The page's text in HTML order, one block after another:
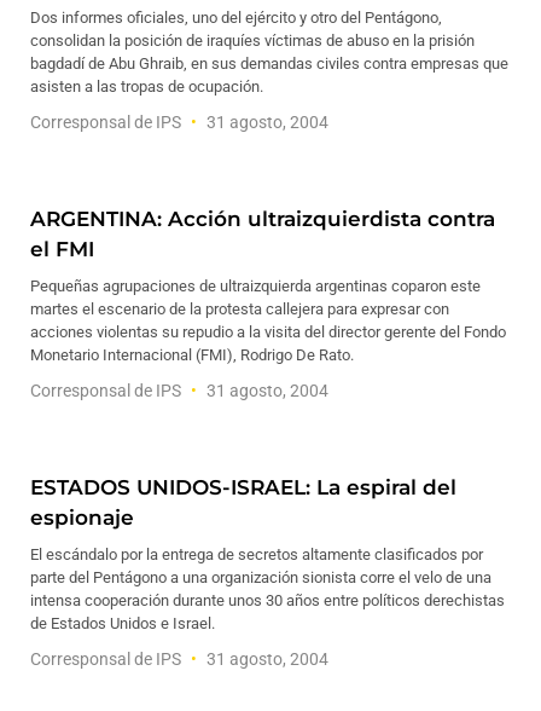
Dos informes oficiales, uno del ejército y otro del Pentágono,
consolidan la posición de iraquíes víctimas de abuso en la prisión
bagdadí de Abu Ghraib, en sus demandas civiles contra empresas que
asisten a las tropas de ocupación.
Corresponsal de IPS 31 agosto, 2004
ARGENTINA: Acción ultraizquierdista contra
el FMI
Pequeñas agrupaciones de ultraizquierda argentinas coparon este
martes el escenario de la protesta callejera para expresar con
acciones violentas su repudio a la visita del director gerente del Fondo
Monetario Internacional (FMI), Rodrigo De Rato.
Corresponsal de IPS 31 agosto, 2004
ESTADOS UNIDOS-ISRAEL: La espiral del
espionaje
El escándalo por la entrega de secretos altamente clasificados por
parte del Pentágono a una organización sionista corre el velo de una
intensa cooperación durante unos 30 años entre políticos derechistas
de Estados Unidos e Israel.
Corresponsal de IPS 31 agosto, 2004